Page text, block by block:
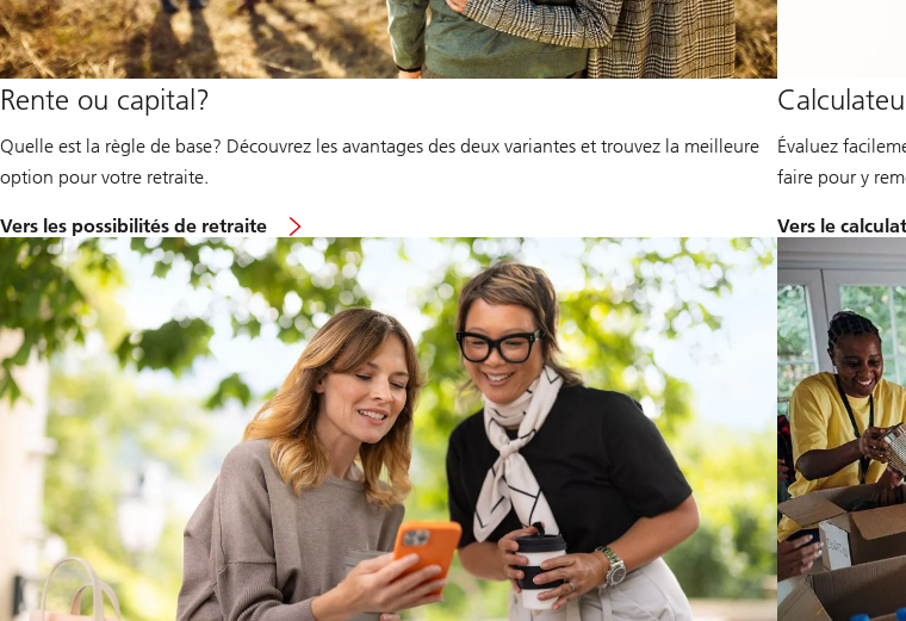
Rente ou capital?
Quelle est la règle de base? Découvrez les avantages des deux variantes et trouvez la meilleure
option pour votre retraite.
Vers les possibilités de retraite
Évaluez
faire pour y
Vers le